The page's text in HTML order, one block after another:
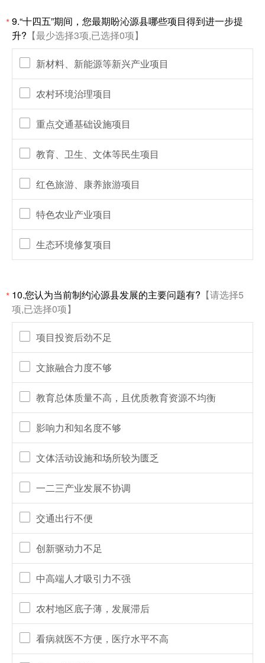
*9.“十四五”期间，您最期盼沁源县哪些项目得到进一步提
升? 【最少选择3项,已选择0项】
新材料、新能源等新兴产业项目
农村环境治理项目
重点交通基础设施项目
教育、卫生、文体等民生项目
红色旅游、康养旅游项目
特色农业产业项目
生态环境修复项目
* 10.您认为当前制约沁源县发展的主要问题有? 【请选择5
项,已选择0项】
项目投资后劲不足
文旅融合力度不够
教育总体质量不高，且优质教育资源不均衡
影响力和知名度不够
文体活动设施和场所较为匮乏
一二三产业发展不协调
交通出行不便
创新驱动力不足
中高端人才吸引力不强
农村地区底子薄，发展滞后
看病就医不方便，医疗水平不高